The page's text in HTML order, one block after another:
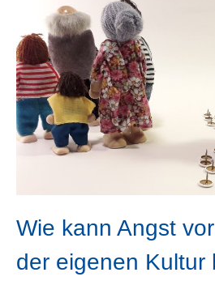
Wie kann Angst
der eigenen Kultur